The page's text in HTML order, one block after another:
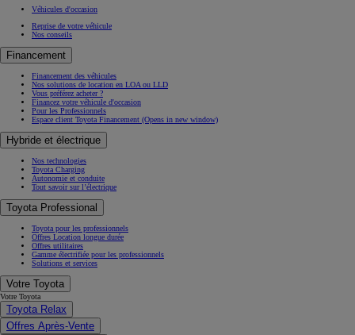
Véhicules d'occasion
Reprise de votre véhicule
Nos conseils
Financement
Financement des véhicules
Nos solutions de location en LOA ou LLD
Vous préférez acheter ?
Financez votre véhicule d'occasion
Pour les Professionnels
Espace client Toyota Financement (Opens in new window)
Hybride et électrique
Nos technologies
Toyota Charging
Autonomie et conduite
Tout savoir sur l’électrique
Toyota Professional
Toyota pour les professionnels
Offres Location longue durée
Offres utilitaires
Gamme électrifiée pour les professionnels
Solutions et services
Votre Toyota
Votre Toyota
Toyota Relax
Offres Après-Vente